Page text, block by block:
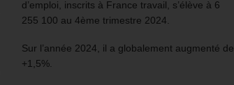
d’emploi, inscrits à France travail, s’élève à 6
255 100 au 4ème trimestre 2024.
Sur l’année 2024, il a globalement augmenté de
+1,5%.